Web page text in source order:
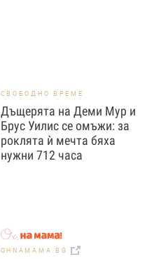
СВОБОДНО ВРЕМЕ
Дъщерята на Деми Мур и
Брус Уилис се омъжи: за
роклята ѝ мечта бяха
нужни 712 часа
OHNAMAMA.BG